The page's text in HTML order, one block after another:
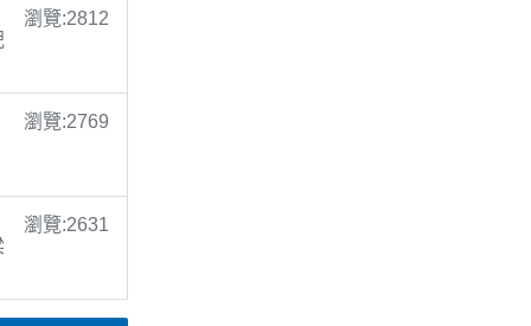
瀏覽:2812
瀏覽:2769
瀏覽:2631